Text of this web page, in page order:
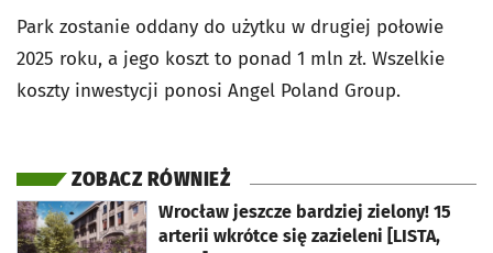
Park zostanie oddany do użytku w drugiej połowie
2025 roku, a jego koszt to ponad 1 mln zł. Wszelkie
koszty inwestycji ponosi Angel Poland Group.
ZOBACZ RÓWNIEŻ
Wrocław jeszcze bardziej zielony! 15
arterii wkrótce się zazieleni [LISTA,
otworzy się w nowej karcie